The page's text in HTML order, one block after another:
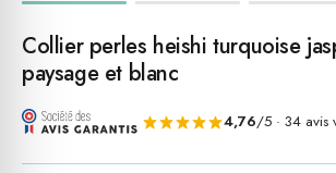
Collier perles heishi turquoise
paysage et blanc
4,76/5 · 34 avis